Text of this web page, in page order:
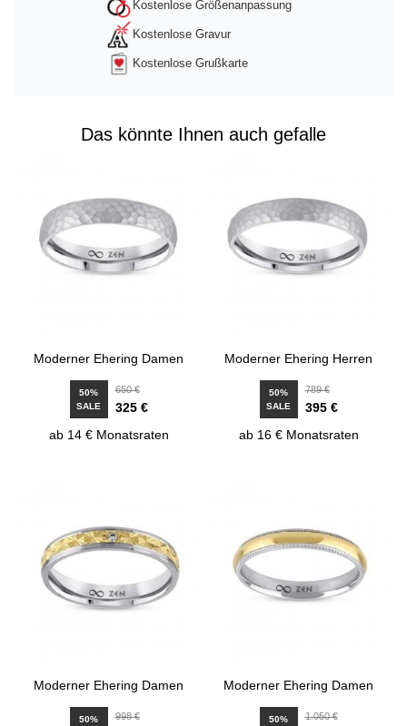
Kostenlose Größenanpassung
Kostenlose Gravur
Kostenlose Grußkarte
Das könnte Ihnen auch gefalle
Moderner Ehering Damen
50%
SALE
650 €
325 €
ab 14 € Monatsraten
Moderner Ehering Herren
50%
SALE
789 €
395 €
ab 16 € Monatsraten
Moderner Ehering Damen
50%
998 €
Moderner Ehering Damen
50%
1.050 €